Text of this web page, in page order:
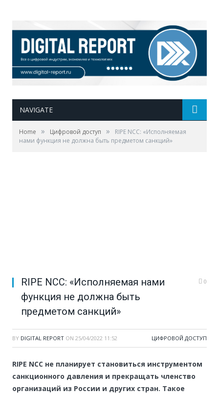
NAVIGATE
Home » Цифровой доступ »
RIPE NCC: «Исполняемая
нами функция не должна быть предметом санкций»
RIPE NCC: «Исполняемая нами
функция не должна быть
предметом санкций»
0
BY DIGITAL REPORT ON 25/04/2022 11:52 ЦИФРОВОЙ ДОСТУП
RIPE NCC не планирует становиться инструментом
санкционного давления и прекращать членство
организаций из России и других стран. Такое